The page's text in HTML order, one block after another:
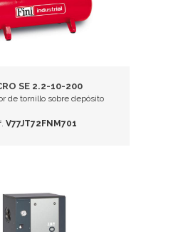
SE 2.2-10-200
de tornillo sobre depósito
V77JT72FNM701